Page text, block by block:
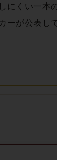
にくい一
ーが公表